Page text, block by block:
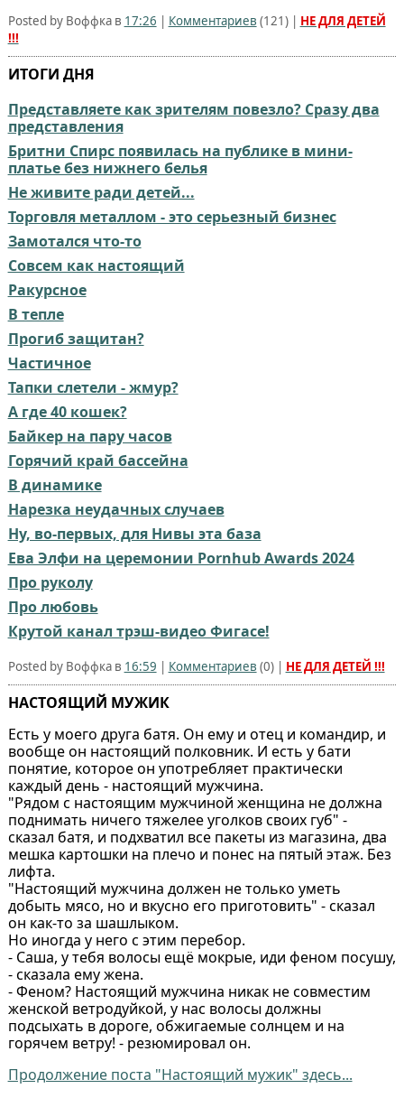
Posted by Воффка в 17:26 | Комментариев (121) | НЕ ДЛЯ ДЕТЕЙ
!!!
ИТОГИ ДНЯ
Представляете как зрителям повезло? Сразу два
представления
Бритни Спирс появилась на публике в мини-
платье без нижнего белья
Не живите ради детей...
Торговля металлом - это серьезный бизнес
Замотался что-то
Совсем как настоящий⁠⁠
Ракурсное
В тепле
Прогиб защитан?
Частичное
Тапки слетели - жмур?⁠
А где 40 кошек?
Байкер на пару часов
Горячий край бассейна
В динамике
Нарезка неудачных случаев
Ну, во-первых, для Нивы эта база
Ева Элфи на церемонии Pornhub Awards 2024
Про руколу⁠⁠
Про любовь
Крутой канал трэш-видео Фигасе!
Posted by Воффка в 16:59 | Комментариев (0) | НЕ ДЛЯ ДЕТЕЙ !!!
НАСТОЯЩИЙ МУЖИК
Есть у моего друга батя. Он ему и отец и командир, и
вообще он настоящий полковник. И есть у бати
понятие, которое он употребляет практически
каждый день - настоящий мужчина.
"Рядом с настоящим мужчиной женщина не должна
поднимать ничего тяжелее уголков своих губ" -
сказал батя, и подхватил все пакеты из магазина, два
мешка картошки на плечо и понес на пятый этаж. Без
лифта.
"Настоящий мужчина должен не только уметь
добыть мясо, но и вкусно его приготовить" - сказал
он как-то за шашлыком.
Но иногда у него с этим перебор.
- Саша, у тебя волосы ещё мокрые, иди феном посушу,
- сказала ему жена.
- Феном? Настоящий мужчина никак не совместим
женской ветродуйкой, у нас волосы должны
подсыхать в дороге, обжигаемые солнцем и на
горячем ветру! - резюмировал он.
Продолжение поста "Настоящий мужик" здесь...